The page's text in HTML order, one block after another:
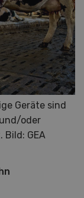
Geräte sind
oder
GEA